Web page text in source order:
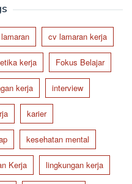
cv lamaran kerja
etika kerja Fokus Belajar
kerja interview
karier
kesehatan mental
Kerja lingkungan kerja